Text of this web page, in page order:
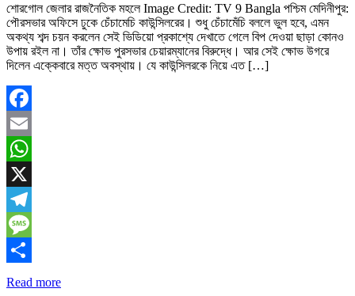
শোরগোল জেলার রাজনৈতিক মহলে Image Credit: TV 9 Bangla পশ্চিম মেদিনীপুর:
পৌরসভার অফিসে ঢুকে চেঁচামেচি কাউন্সিলরের। শুধু চেঁচামেঁচি বললে ভুল হবে, এমন
অকথ্য শব্দ চয়ন করলেন সেই ভিডিয়ো প্রকাশ্যে দেখাতে গেলে বিপ দেওয়া ছাড়া কোনও
উপায় রইল না। তাঁর ক্ষোভ পুরসভার চেয়ারম্যানের বিরুদ্ধে। আর সেই ক্ষোভ উগরে
দিলেন এক্কেবারে মত্ত অবস্থায়। যে কাউন্সিলরকে নিয়ে এত […]
Facebook
Email
WhatsApp
X
Telegram
Message
Share
Read more